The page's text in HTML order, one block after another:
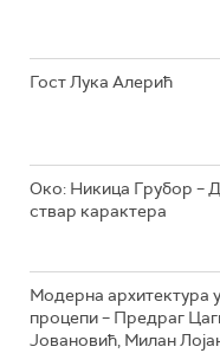
Гост Лука Алерић
Око: Никица Грубор –
ствар карактера
Модерна архитектура
процепи – Предраг
Јовановић, Милан